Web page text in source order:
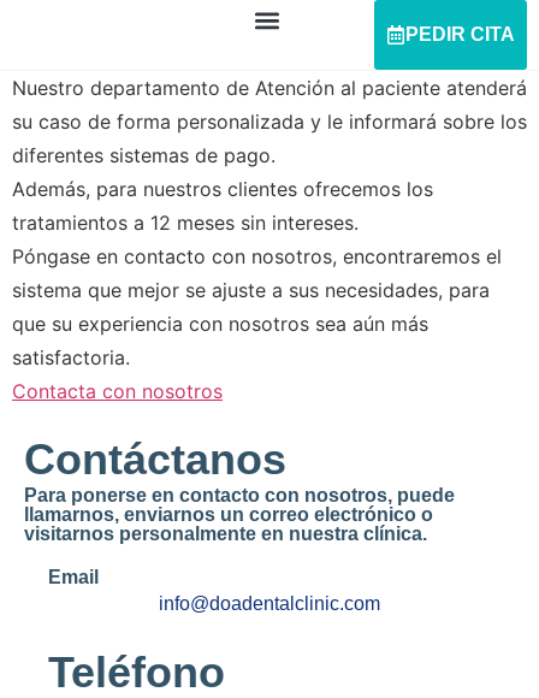
PEDIR CITA
Nuestro departamento de Atención al paciente atenderá
su caso de forma personalizada y le informará sobre los
diferentes sistemas de pago.
Además, para nuestros clientes ofrecemos los
tratamientos a 12 meses sin intereses.
Póngase en contacto con nosotros, encontraremos el
sistema que mejor se ajuste a sus necesidades, para
que su experiencia con nosotros sea aún más
satisfactoria.
Contacta con nosotros
Contáctanos
Para ponerse en contacto con nosotros, puede
llamarnos, enviarnos un correo electrónico o
visitarnos personalmente en nuestra clínica.
Email
info@doadentalclinic.com
Teléfono